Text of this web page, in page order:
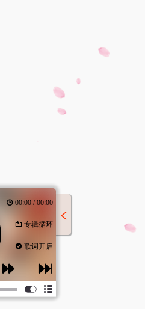
00:00 / 00:00
专辑循环
歌词开启